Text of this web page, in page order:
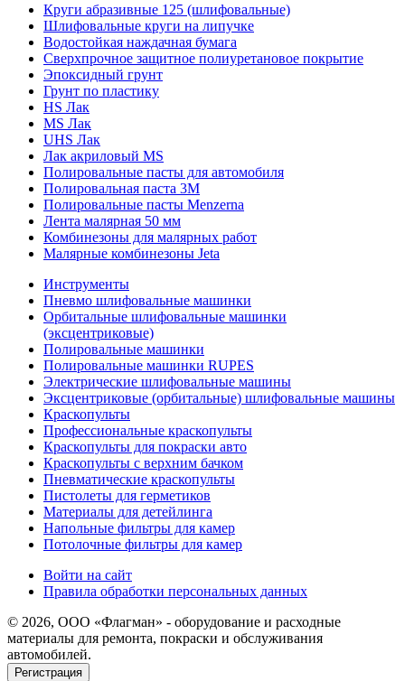
Круги абразивные 125 (шлифовальные)
Шлифовальные круги на липучке
Водостойкая наждачная бумага
Сверхпрочное защитное полиуретановое покрытие
Эпоксидный грунт
Грунт по пластику
HS Лак
MS Лак
UHS Лак
Лак акриловый MS
Полировальные пасты для автомобиля
Полировальная паста 3М
Полировальные пасты Menzerna
Лента малярная 50 мм
Комбинезоны для малярных работ
Малярные комбинезоны Jeta
Инструменты
Пневмо шлифовальные машинки
Орбитальные шлифовальные машинки
(эксцентриковые)
Полировальные машинки
Полировальные машинки RUPES
Электрические шлифовальные машины
Эксцентриковые (орбитальные) шлифовальные машины
Краскопульты
Профессиональные краскопульты
Краскопульты для покраски авто
Краскопульты с верхним бачком
Пневматические краскопульты
Пистолеты для герметиков
Материалы для детейлинга
Напольные фильтры для камер
Потолочные фильтры для камер
Войти на сайт
Правила обработки персональных данных
© 2026, ООО «Флагман» - оборудование и расходные
материалы для ремонта, покраски и обслуживания
автомобилей.
Регистрация